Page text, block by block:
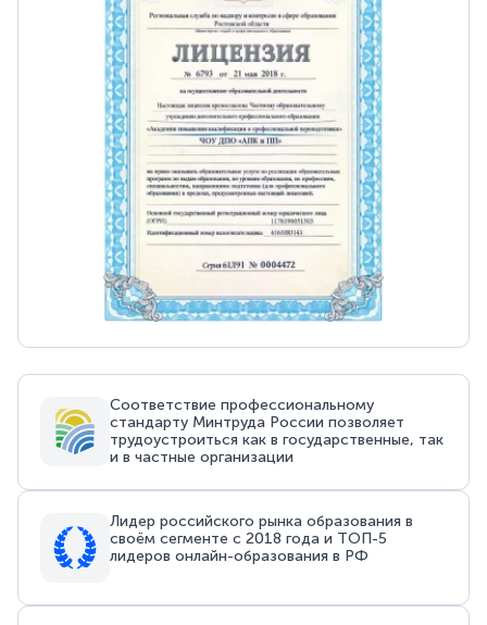
Соответствие профессиональному
стандарту Минтруда России позволяет
трудоустроиться как в государственные, так
и в частные организации
Лидер российского рынка образования в
своём сегменте с 2018 года и ТОП-5
лидеров онлайн-образования в РФ